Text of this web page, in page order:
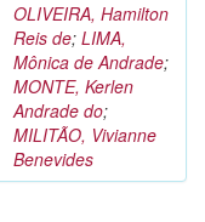
OLIVEIRA, Hamilton
Reis de; LIMA,
Mônica de Andrade;
MONTE, Kerlen
Andrade do;
MILITÃO, Vivianne
Benevides